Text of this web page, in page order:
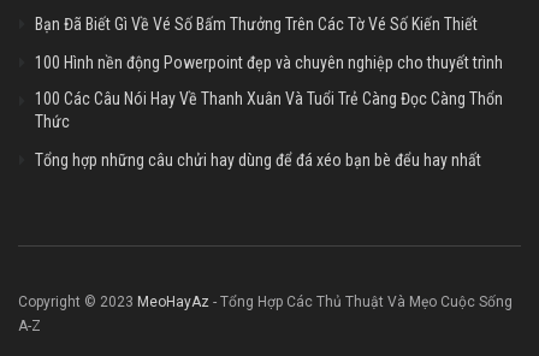
Bạn Đã Biết Gì Về Vé Số Bấm Thưởng Trên Các Tờ Vé Số Kiến Thiết
100 Hình nền động Powerpoint đẹp và chuyên nghiệp cho thuyết trình
100 Các Câu Nói Hay Về Thanh Xuân Và Tuổi Trẻ Càng Đọc Càng Thổn
Thức
Tổng hợp những câu chửi hay dùng để đá xéo bạn bè đểu hay nhất
Copyright © 2023 MeoHayAz - Tổng Hợp Các Thủ Thuật Và Mẹo Cuộc Sống
A-Z